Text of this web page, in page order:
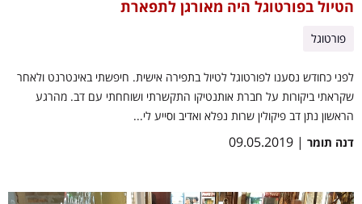
הטיול בפורטוגל היה מאורגן לתפארת
פורטוגל
לפני כחודש נסענו לפורטוגל לטיול בתפירה אישית. חיפשתי באינטרנט ולאחר
שקראתי ביקורות על חברת אותנטיקו התקשרתי ושוחחתי עם דב. מהרגע
הראשון נתן דב פיקולין שרות נפלא ואדיב וסייע לי...
דנה תומר | 09.05.2019